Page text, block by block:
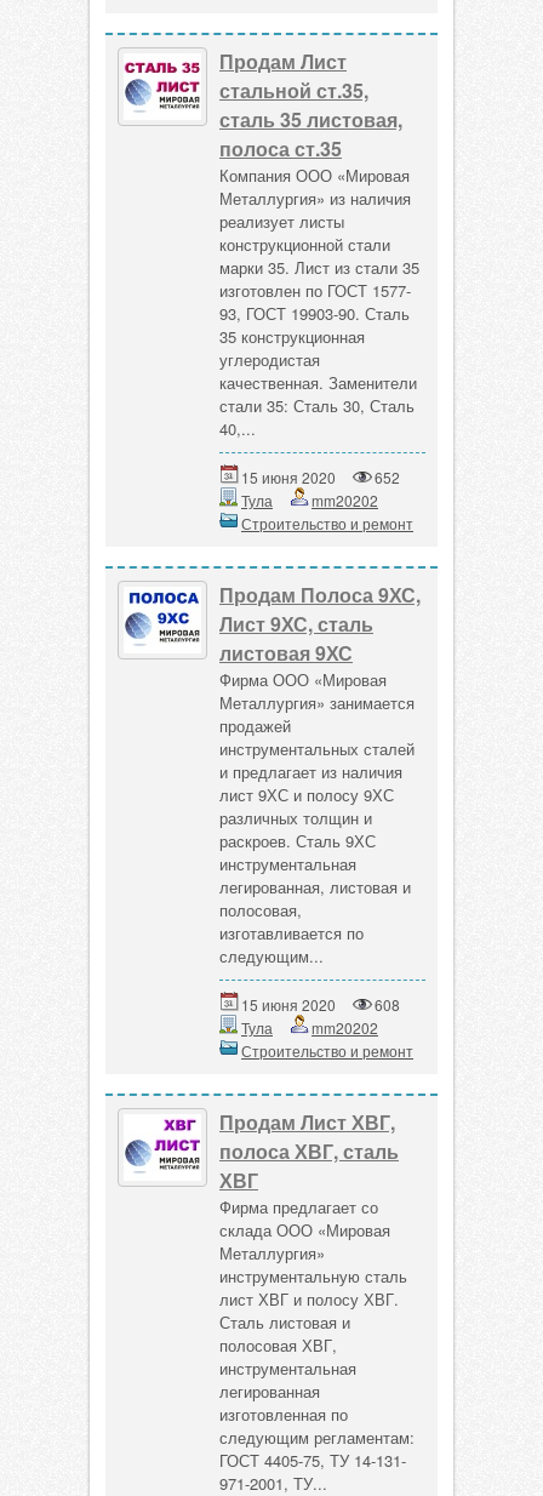
Продам Лист
стальной ст.35,
сталь 35 листовая,
полоса ст.35
Компания ООО «Мировая
Металлургия» из наличия
реализует листы
конструкционной стали
марки 35. Лист из стали 35
изготовлен по ГОСТ 1577-
93, ГОСТ 19903-90. Сталь
35 конструкционная
углеродистая
качественная. Заменители
стали 35: Сталь 30, Сталь
40,...
15 июня 2020
652
Тула
mm20202
Строительство и ремонт
Продам Полоса 9ХС,
Лист 9ХС, сталь
листовая 9ХС
Фирма ООО «Мировая
Металлургия» занимается
продажей
инструментальных сталей
и предлагает из наличия
лист 9ХС и полосу 9ХС
различных толщин и
раскроев. Сталь 9ХС
инструментальная
легированная, листовая и
полосовая,
изготавливается по
следующим...
15 июня 2020
608
Тула
mm20202
Строительство и ремонт
Продам Лист ХВГ,
полоса ХВГ, сталь
ХВГ
Фирма предлагает со
склада ООО «Мировая
Металлургия»
инструментальную сталь
лист ХВГ и полосу ХВГ.
Сталь листовая и
полосовая ХВГ,
инструментальная
легированная
изготовленная по
следующим регламентам:
ГОСТ 4405-75, ТУ 14-131-
971-2001, ТУ...